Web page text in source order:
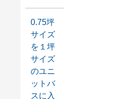
0.75坪
サイズ
を１坪
サイズ
のユニ
ットバ
スに入